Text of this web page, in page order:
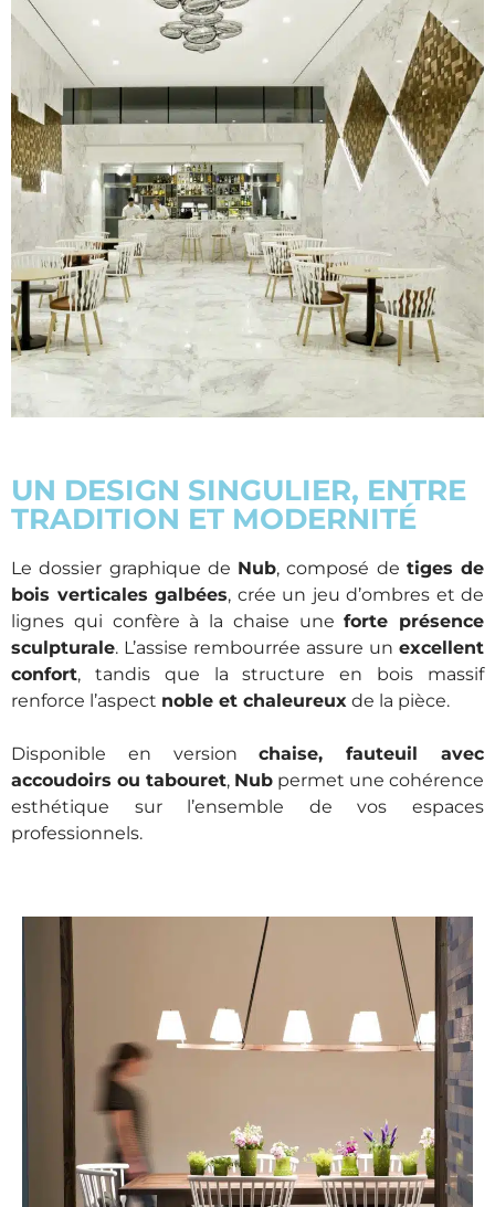
UN DESIGN SINGULIER, ENTRE
TRADITION ET MODERNITÉ
Le dossier graphique de Nub, composé de tiges de
bois verticales galbées, crée un jeu d’ombres et de
lignes qui confère à la chaise uneforte présence
sculpturale. L’assise rembourrée assure un excellent
confort, tandis que la structure en bois massif
renforce l’aspect noble et chaleureux de la pièce.
Disponible en versionchaise, fauteuil avec
accoudoirs ou tabouret, Nub permet une cohérence
esthétique sur l’ensemble de vos espaces
professionnels.